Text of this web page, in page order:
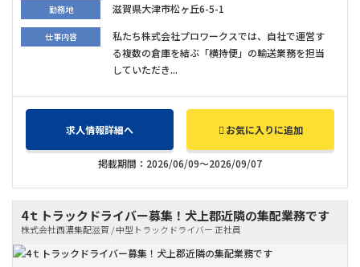
勤務地 滋賀県大津市松ヶ丘6-5-1
仕事内容
私たち株式会社プロワークスでは、自社で運営す
る複数の倉庫を結ぶ「横持便」の輸送業務を担当
していただき...
求人情報詳細へ お気に入りに追加
掲載期間：2026/06/09～2026/09/07
4ｔトラックドライバー募集！犬上郡近隣の集配業務です
株式会社西濃集配滋賀 / 中型トラックドライバー 正社員